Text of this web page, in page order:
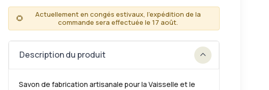
🌻
Actuellement en congés estivaux, l'expédition de la
commande sera effectuée le 17 août.
Description du produit
Savon de fabrication artisanale pour la Vaisselle et le